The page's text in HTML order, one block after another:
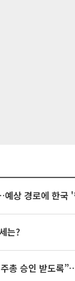
상 경로에 한국
는?
총 승인 받도록